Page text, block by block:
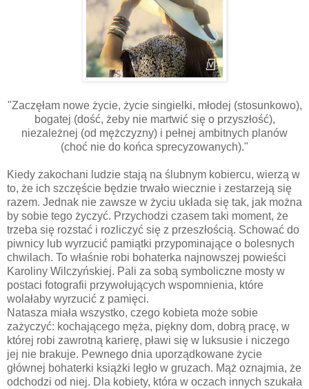
"Zaczęłam nowe życie, życie singielki, młodej (stosunkowo),
bogatej (dość, żeby nie martwić się o przyszłość),
niezależnej (od mężczyzny) i pełnej ambitnych planów
(choć nie do końca sprecyzowanych)."
Kiedy zakochani ludzie stają na ślubnym kobiercu, wierzą w
to, że ich szczęście będzie trwało wiecznie i zestarzeją się
razem. Jednak nie zawsze w życiu układa się tak, jak można
by sobie tego życzyć. Przychodzi czasem taki moment, że
trzeba się rozstać i rozliczyć się z przeszłością. Schować do
piwnicy lub wyrzucić pamiątki przypominające o bolesnych
chwilach. To właśnie robi bohaterka najnowszej powieści
Karoliny Wilczyńskiej. Pali za sobą symboliczne mosty w
postaci fotografii przywołujących wspomnienia, które
wolałaby wyrzucić z pamięci.
Natasza miała wszystko, czego kobieta może sobie
zażyczyć: kochającego męża, piękny dom, dobrą pracę, w
której robi zawrotną karierę, pławi się w luksusie i niczego
jej nie brakuje. Pewnego dnia uporządkowane życie
głównej bohaterki książki legło w gruzach. Mąż oznajmia, że
odchodzi od niej. Dla kobiety, która w oczach innych szukała